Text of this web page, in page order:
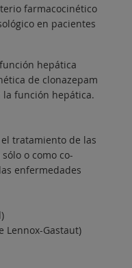
farmacocinético
en pacientes
hepática
de clonazepam
la función hepática.
tratamiento de las
o como co-
enfermedades
Lennox-Gastaut)